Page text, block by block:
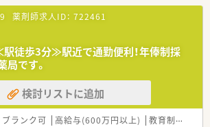
いて】
て年収600万円まで相談可能で、さらに年2回、約
与が支給されます。
日を確保しており、日曜祝日と他1日の週休2日
ートの時間も大切にできます。
手当や家族手当に加えて退職金制度もあり、長期
働ける環境が整っています。
いて】
務効率化を進めており、残業時間は月平均10時
薬剤師求人ID： 722461
駅徒歩3分≫駅近で通勤便利！年俸制採
局です。
検討リストに追加
ブランク可 高給与(600万円以上) 教育制度あり